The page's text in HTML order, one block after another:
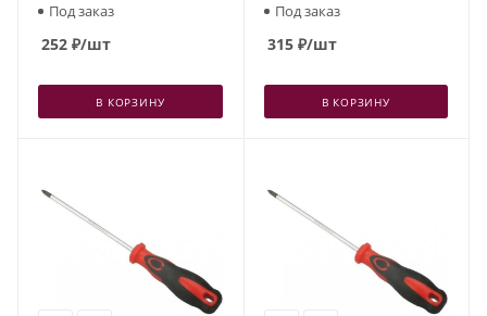
Под заказ
252 ₽/шт
В КОРЗИНУ
Под заказ
315₽/шт
В КОРЗИНУ